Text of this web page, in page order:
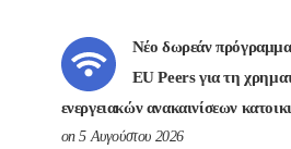
Νέο δωρεάν
EU Peers για τη
ενεργειακών ανακαινίσεων
on 5 Αυγούστου 2026